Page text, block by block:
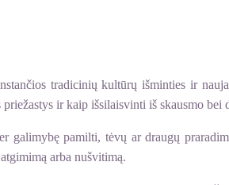
tradicinių kultūrų išminties ir
ir kaip išsilaisvinti iš skausmo bei
galimybę pamilti, tėvų ar draugų
arba nušvitimą.